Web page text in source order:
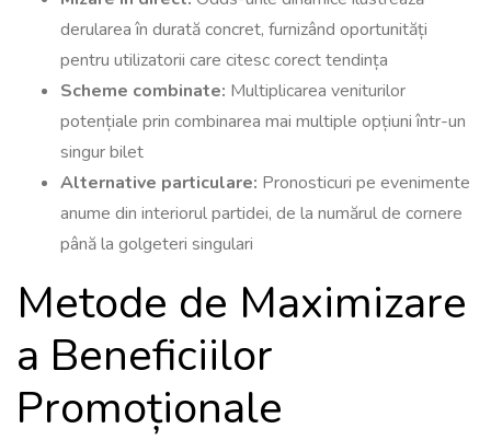
derularea în durată concret, furnizând oportunități
pentru utilizatorii care citesc corect tendința
Scheme combinate: Multiplicarea veniturilor
potențiale prin combinarea mai multiple opțiuni într-un
singur bilet
Alternative particulare: Pronosticuri pe evenimente
anume din interiorul partidei, de la numărul de cornere
până la golgeteri singulari
Metode de Maximizare
a Beneficiilor
Promoționale